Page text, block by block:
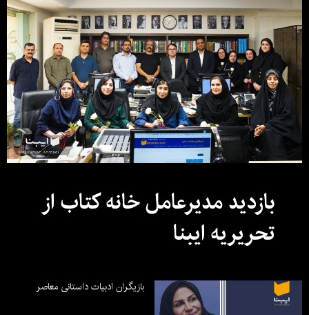
بازدید مدیرعامل خانه کتاب از
تحریریه ایبنا
بازیگران ادبیات داستانی معاصر